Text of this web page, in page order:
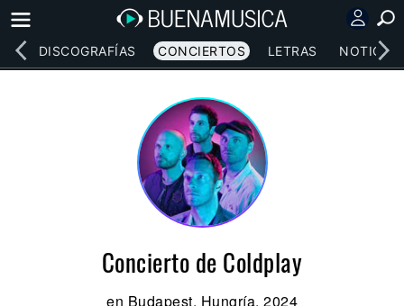
DISCOGRAFÍAS CONCIERTOS LETRAS NOTICIAS
Concierto de Coldplay
en Budapest, Hungría, 2024